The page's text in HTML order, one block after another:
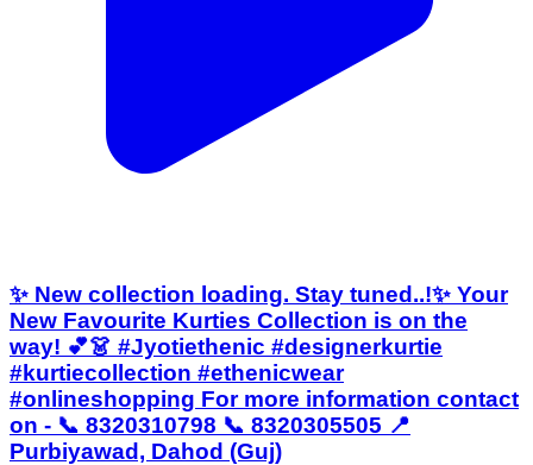
✨ New collection loading. Stay tuned..!✨ Your
New Favourite Kurties Collection is on the
way! 💕👗 #Jyotiethenic #designerkurtie
#kurtiecollection #ethenicwear
#onlineshopping For more information contact
on - 📞 8320310798 📞 8320305505 📍
Purbiyawad, Dahod (Guj)